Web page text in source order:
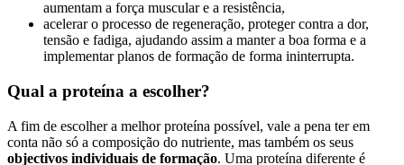
aumentam a força muscular e a resistência,
acelerar o processo de regeneração, proteger contra a dor,
tensão e fadiga, ajudando assim a manter a boa forma e a
implementar planos de formação de forma ininterrupta.
Qual a proteína a escolher?
A fim de escolher a melhor proteína possível, vale a pena ter em
conta não só a composição do nutriente, mas também os seus
objectivos individuais de formação. Uma proteína diferente é